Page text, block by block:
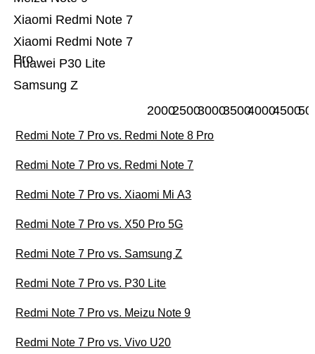
Samsung Z
Huawei P30 Lite
Xiaomi Redmi Note 7
Pro
Xiaomi Redmi Note 7
200025003000350040004500
Redmi Note 7 Pro vs. Redmi Note 8 Pro
Redmi Note 7 Pro vs. Redmi Note 7
Redmi Note 7 Pro vs. Xiaomi Mi A3
Redmi Note 7 Pro vs. X50 Pro 5G
Redmi Note 7 Pro vs. Samsung Z
Redmi Note 7 Pro vs. P30 Lite
Redmi Note 7 Pro vs. Meizu Note 9
Redmi Note 7 Pro vs. Vivo U20